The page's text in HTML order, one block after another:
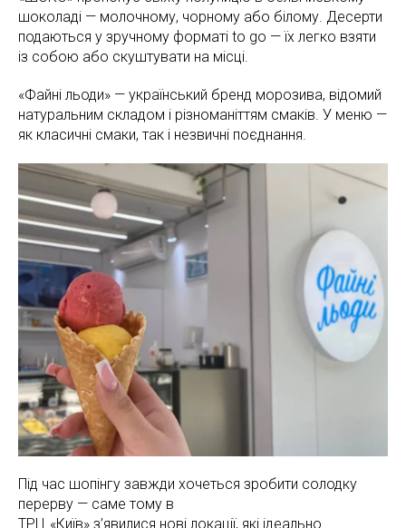
шоколаді — молочному, чорному або білому. Десерти
подаються у зручному форматі to go — їх легко взяти
із собою або скуштувати на місці.
«Файні льоди» — український бренд морозива, відомий
натуральним складом і різноманіттям смаків. У меню —
як класичні смаки, так і незвичні поєднання.
Під час шопінгу завжди хочеться зробити солодку
перерву — саме тому в
ТРЦ «Київ» з’явилися нові локації, які ідеально